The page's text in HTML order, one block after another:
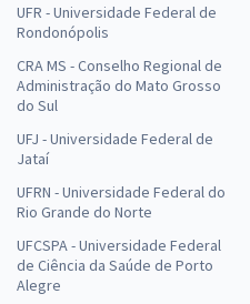
UFR - Universidade Federal de
Rondonópolis
CRA MS - Conselho Regional de
Administração do Mato Grosso
do Sul
UFJ - Universidade Federal de
Jataí
UFRN - Universidade Federal do
Rio Grande do Norte
UFCSPA - Universidade Federal
de Ciência da Saúde de Porto
Alegre